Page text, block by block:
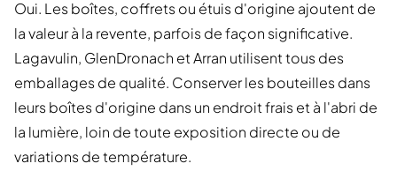
Oui. Les boîtes, coffrets ou étuis d'origine ajoutent de
la valeur à la revente, parfois de façon significative.
Lagavulin, GlenDronach et Arran utilisent tous des
emballages de qualité. Conserver les bouteilles dans
leurs boîtes d'origine dans un endroit frais et à l'abri de
la lumière, loin de toute exposition directe ou de
variations de température.